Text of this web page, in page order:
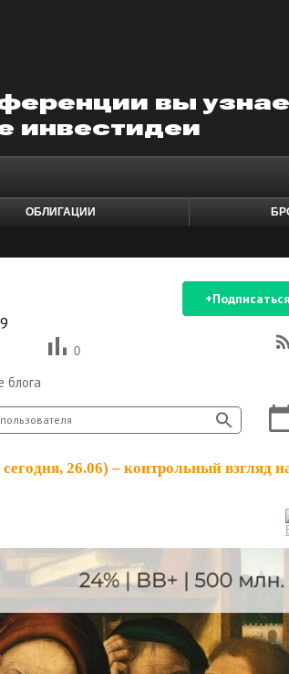
ОБЛИГАЦИИ
0
блога
26.06) – контрольный взгляд